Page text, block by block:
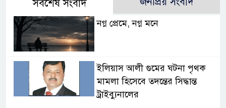
সর্বশেষ সংবাদ
নগ্ন প্রেমে, নগ্ন মনে
ইলিয়াস আলী গুমের ঘটনা পৃথক
মামলা হিসেবে তদন্তের সিদ্ধান্ত
ট্রাইব্যুনালের